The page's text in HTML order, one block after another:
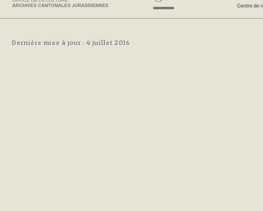
Dernière mise à jour : 4 juillet 2016